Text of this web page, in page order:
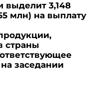
выделит 3,148
млн) на выплату
страны
заседании